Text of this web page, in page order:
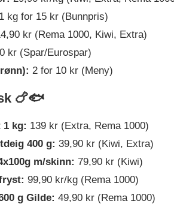
1 kg for 15 kr (Bunnpris)
kr (Rema 1000, Kiwi, Extra)
kr (Spar/Eurospar)
2 for 10 kr (Meny)
🍗🐟
kg: 139 kr (Extra, Rema 1000)
400 g: 39,90 kr (Kiwi, Extra)
m/skinn: 79,90 kr (Kiwi)
99,90 kr/kg (Rema 1000)
g Gilde: 49,90 kr (Rema 1000)